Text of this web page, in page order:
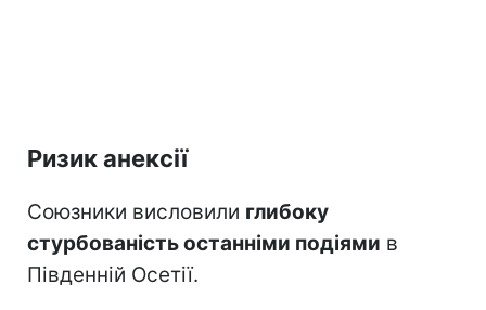
Ризик анексії
Союзники висловили глибоку
стурбованість останніми подіями в
Південній Осетії.